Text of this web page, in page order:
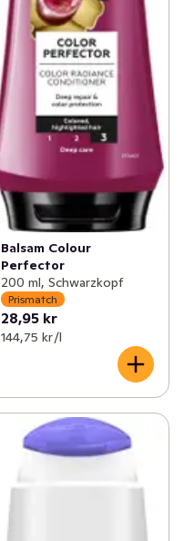
Balsam Colour
Perfector
200 ml, Schwarzkopf
Prismatch
28,95 kr
144,75 kr /l